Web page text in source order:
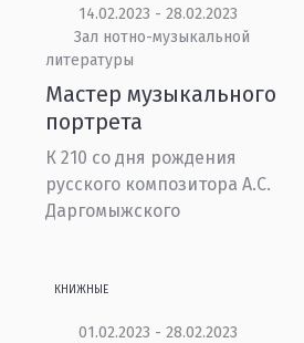
14.02.2023 - 28.02.2023
Зал нотно-музыкальной
литературы
Мастер музыкального
портрета
К 210 со дня рождения
русского композитора А.С.
Даргомыжского
КНИЖНЫЕ
01.02.2023 - 28.02.2023